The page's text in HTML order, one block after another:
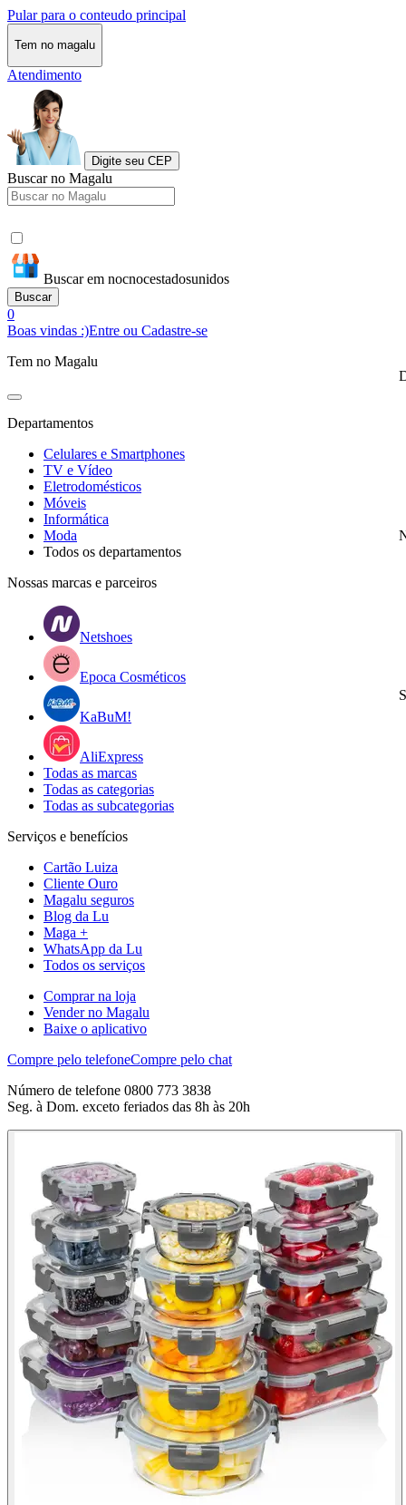
Pular para o conteudo principal
Tem no magalu
Atendimento
Digite seu CEP
Buscar no Magalu
Buscar em nocnocestadosunidos
Buscar
0
Boas vindas :)Entre ou Cadastre-se
Tem no Magalu
Departamentos
Celulares e Smartphones
TV e Vídeo
Eletrodomésticos
Móveis
Informática
Moda
Todos os departamentos
Nossas marcas e parceiros
Netshoes
Epoca Cosméticos
KaBuM!
AliExpress
Todas as marcas
Todas as categorias
Todas as subcategorias
Serviços e benefícios
Cartão Luiza
Cliente Ouro
Magalu seguros
Blog da Lu
Maga +
WhatsApp da Lu
Todos os serviços
Comprar na loja
Vender no Magalu
Baixe o aplicativo
Compre pelo telefoneCompre pelo chat
Número de telefone 0800 773 3838
Seg. à Dom. exceto feriados das 8h às 20h